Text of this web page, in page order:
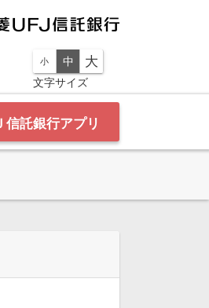
小 中 大
文字サイズ
信託銀行アプリ